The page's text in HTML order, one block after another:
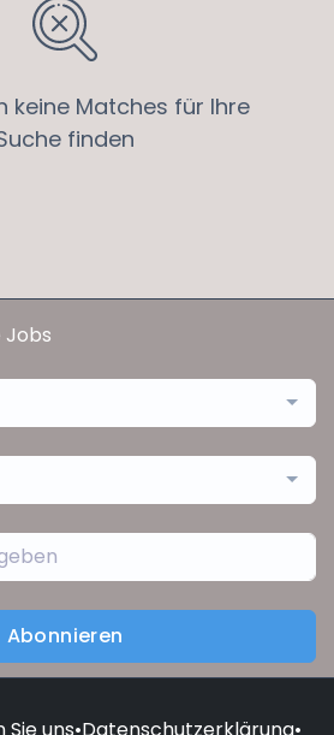
keine Matches für Ihre
finden
Jobs
Abonnieren
uns•Datenschutzerklärung•